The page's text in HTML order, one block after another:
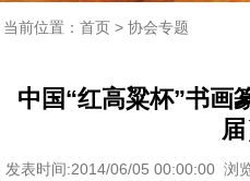
当前位置： 首页> 协会专题
中国“红高粱杯”书画
届
发表时间:2014/06/05 00:00:00 浏